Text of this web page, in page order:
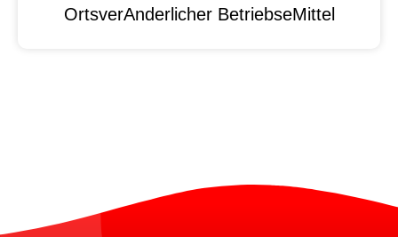
OrtsverAnderlicher BetriebseMittel